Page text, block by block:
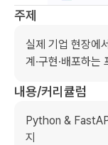
주제
실제 기업 현장에
계·구현·배포하는
내용/커리큘럼
Python &
지